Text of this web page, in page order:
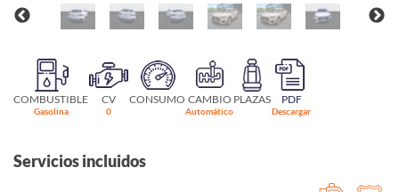
COMBUSTIBLE
Gasolina
CV
0
CONSUMO CAMBIO
Automático
PLAZAS PDF
Descargar
Servicios incluidos